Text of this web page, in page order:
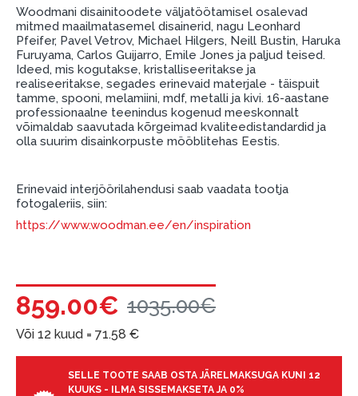
Enne krediidi vormistamist palun tutvuge
kauba tarnetingimustega, samuti
garantii ja tagastamise tingimustega.
Finantsvastutus:
Laenake vastutustundlikult! Enne laenamist
palun hinnake oma finantsvõimalusi.
Woodmani disainitoodete väljatöötamisel osalevad
mitmed maailmatasemel disainerid, nagu Leonhard
Pfeifer, Pavel Vetrov, Michael Hilgers, Neill Bustin, Haruka
Furuyama, Carlos Guijarro, Emile Jones ja paljud teised.
Ideed, mis kogutakse, kristalliseeritakse ja
realiseeritakse, segades erinevaid materjale - täispuit
tamme, spooni, melamiini, mdf, metalli ja kivi. 16-aastane
professionaalne teenindus kogenud meeskonnalt
võimaldab saavutada kõrgeimad kvaliteedistandardid ja
olla suurim disainkorpuste mööblitehas Eestis.
Erinevaid interjöörilahendusi saab vaadata tootja
fotogaleriis, siin:
https://www.woodman.ee/en/inspiration
859.00€ 1035.00€
Või 12 kuud = 71.58 €
SELLE TOOTE SAAB OSTA JÄRELMAKSUGA KUNI 12
KUUKS - ILMA SISSEMAKSETA JA 0%